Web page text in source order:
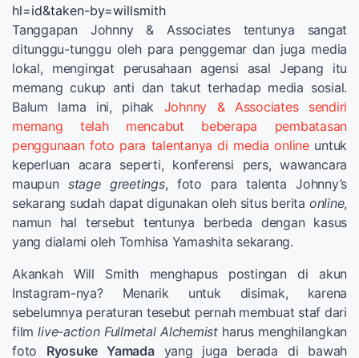
hl=id&taken-by=willsmith
Tanggapan Johnny & Associates tentunya sangat
ditunggu-tunggu oleh para penggemar dan juga media
lokal, mengingat perusahaan agensi asal Jepang itu
memang cukup anti dan takut terhadap media sosial.
Balum lama ini, pihak Johnny & Associates sendiri
memang telah mencabut beberapa pembatasan
penggunaan foto para talentanya di media onlineuntuk
keperluan acara seperti, konferensi pers, wawancara
maupun stage greetings, foto para talenta Johnny’s
sekarang sudah dapat digunakan oleh situs berita online,
namun hal tersebut tentunya berbeda dengan kasus
yang dialami oleh Tomhisa Yamashita sekarang.
Akankah Will Smith menghapus postingan di akun
Instagram-nya? Menarik untuk disimak, karena
sebelumnya peraturan tesebut pernah membuat staf dari
filmlive-action Fullmetal Alchemistharus menghilangkan
foto Ryosuke Yamadayang juga berada di bawah